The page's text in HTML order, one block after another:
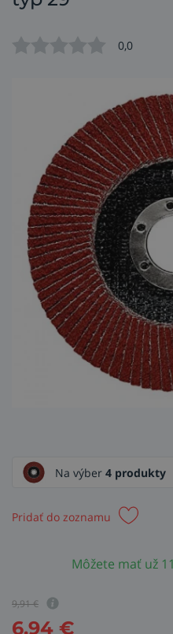
0,0
Na výber 4 produkty
Pridať do zoznamu
Môžete mať už
9,91€
6,94 €